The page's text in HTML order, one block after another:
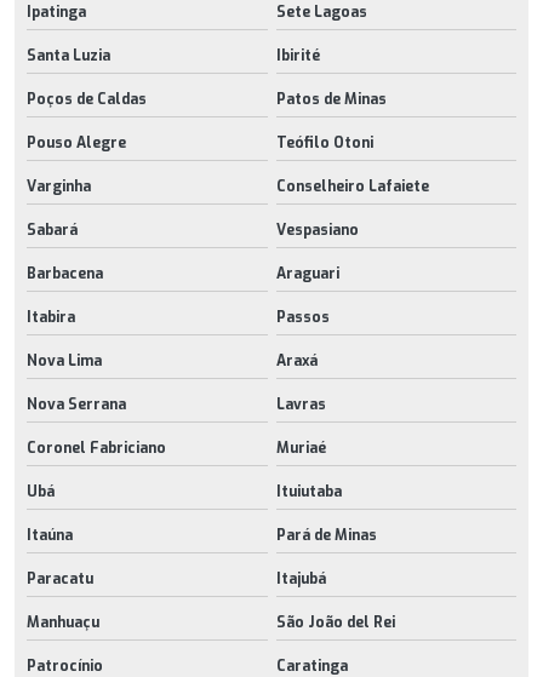
Ipatinga Sete Lagoas
Santa Luzia Ibirité
Poços de Caldas Patos de Minas
Pouso Alegre Teófilo Otoni
Varginha Conselheiro Lafaiete
Sabará Vespasiano
Barbacena Araguari
Itabira Passos
Nova Lima Araxá
Nova Serrana Lavras
Coronel Fabriciano Muriaé
Ubá Ituiutaba
Itaúna Pará de Minas
Paracatu Itajubá
Manhuaçu São João del Rei
Patrocínio Caratinga